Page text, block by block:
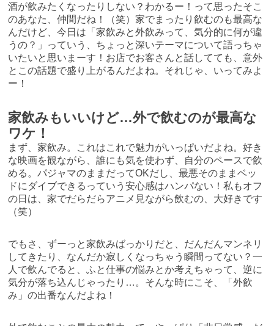
酒が飲みたくなったりしない？わかるー！って思ったそこ
のあなた、仲間だね！（笑）家でまったり飲むのも最高な
んだけど、今日は「家飲みと外飲みって、気分的に何が違
うの？」っていう、ちょっと深いテーマについて語っちゃ
いたいと思いまーす！お店でお客さんと話してても、意外
とこの話題で盛り上がるんだよね。それじゃ、いってみよ
ー！
家飲みもいいけど…外で飲むのが最高な
ワケ！
まず、家飲み。これはこれで魅力がいっぱいだよね。好き
な映画を観ながら、誰にも気を使わず、自分のペースで飲
める。パジャマのままだってOKだし、最悪そのままベッ
ドにダイブできるっていう安心感はハンパない！私もオフ
の日は、家でだらだらアニメ見ながら飲むの、大好きです
（笑）
でもさ、ずーっと家飲みばっかりだと、だんだんマンネリ
してきたり、なんだか寂しくなっちゃう瞬間ってない？一
人で飲んでると、ふと仕事の悩みとか考えちゃって、逆に
気分が落ち込んじゃったり…。そんな時にこそ、「外飲
み」の出番なんだよね！